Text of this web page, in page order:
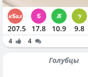
207.5 17.8 10.9 9.8
4 4
Голубцы